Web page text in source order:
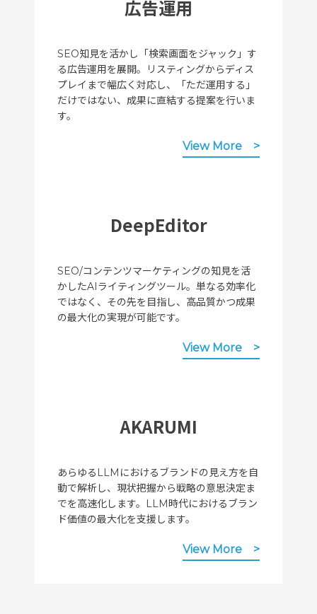
広告運用
SEO知見を活かし「検索画面をジャック」す
る広告運用を展開。リスティングからディス
プレイまで幅広く対応し、「ただ運用する」
だけではない、成果に直結する提案を行いま
す。
View More
DeepEditor
SEO/コンテンツマーケティングの知見を活
かしたAIライティングツール。単なる効率化
ではなく、その先を目指し、高品質かつ成果
の最大化の実現が可能です。
View More
AKARUMI
あらゆるLLMにおけるブランドの見え方を自
動で解析し、現状把握から戦略の意思決定ま
でを高速化します。LLM時代におけるブラン
ド価値の最大化を支援します。
View More